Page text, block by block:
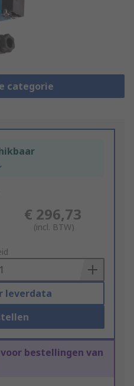
categorie
€ 296,73
(incl. BTW)
leverdata
bestellingen van